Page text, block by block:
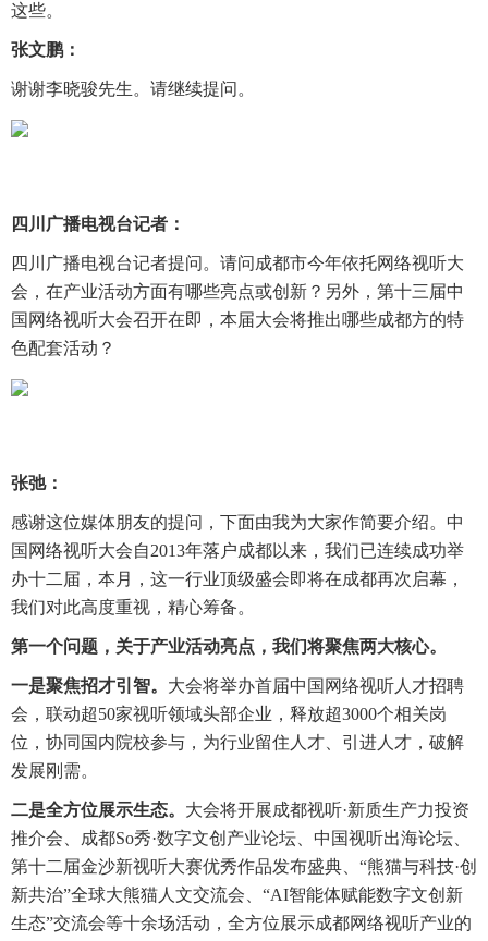
这些。
张文鹏：
谢谢李晓骏先生。请继续提问。
四川广播电视台记者：
四川广播电视台记者提问。请问成都市今年依托网络视听大
会，在产业活动方面有哪些亮点或创新？另外，第十三届中
国网络视听大会召开在即，本届大会将推出哪些成都方的特
色配套活动？
张弛：
感谢这位媒体朋友的提问，下面由我为大家作简要介绍。中
国网络视听大会自2013年落户成都以来，我们已连续成功举
办十二届，本月，这一行业顶级盛会即将在成都再次启幕，
我们对此高度重视，精心筹备。
第一个问题，关于产业活动亮点，我们将聚焦两大核心。
一是聚焦招才引智。 大会将举办首届中国网络视听人才招聘
会，联动超50家视听领域头部企业，释放超3000个相关岗
位，协同国内院校参与，为行业留住人才、引进人才，破解
发展刚需。
二是全方位展示生态。 大会将开展成都视听·新质生产力投资
推介会、成都So秀·数字文创产业论坛、中国视听出海论坛、
第十二届金沙新视听大赛优秀作品发布盛典、“熊猫与科技·创
新共治”全球大熊猫人文交流会、“AI智能体赋能数字文创新
生态”交流会等十余场活动，全方位展示成都网络视听产业的